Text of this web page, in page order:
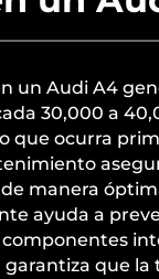
un Audi A4
30,000 a
que ocurra
manera
ayuda a
garantiza que la